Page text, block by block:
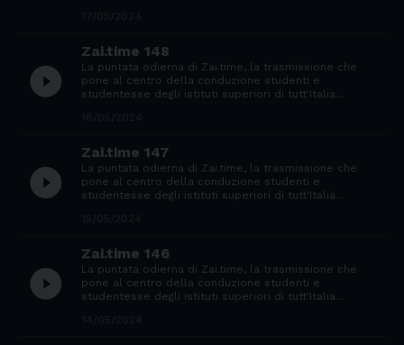
play_circle_filled
Zai.time 148
La puntata odierna di Zai.time, la trasmissione che
pone al centro della conduzione studenti e
studentesse degli istituti superiori di tutt'Italia...
play_circle_filled
Zai.time 147
La puntata odierna di Zai.time, la trasmissione che
pone al centro della conduzione studenti e
studentesse degli istituti superiori di tutt'Italia...
play_circle_filled
Zai.time 146
La puntata odierna di Zai.time, la trasmissione che
pone al centro della conduzione studenti e
studentesse degli istituti superiori di tutt'Italia...